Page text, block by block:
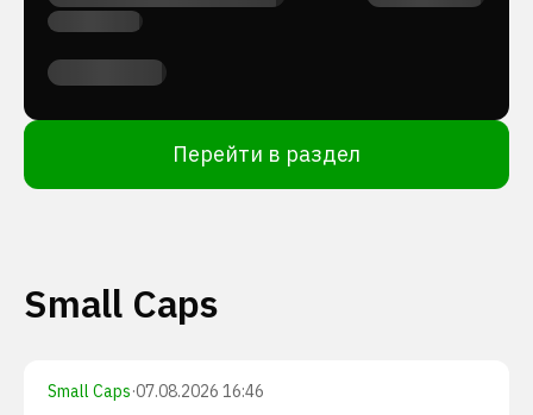
Перейти в раздел
Small Caps
Small Caps·07.08.2026 16:46